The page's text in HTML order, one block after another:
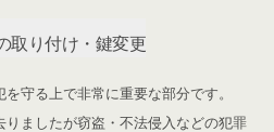
取り付け・鍵変更
守る上で非常に重要な部分です。
ましたが窃盗・不法侵入などの犯罪